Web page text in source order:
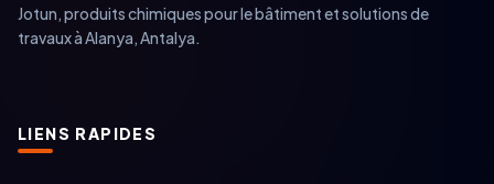
Jotun, produits chimiques pour le bâtiment et solutions de
travaux à Alanya, Antalya.
LIENS RAPIDES